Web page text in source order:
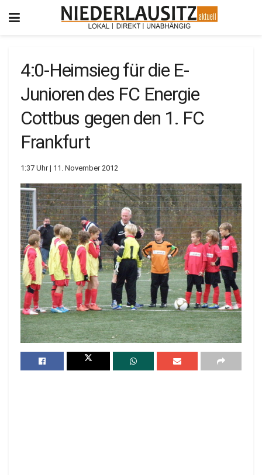
4:0-Heimsieg für die E-
Junioren des FC Energie
Cottbus gegen den 1. FC
Frankfurt
1:37 Uhr | 11. November 2012